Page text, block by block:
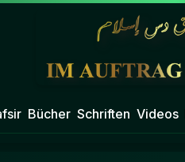
Bücher Schriften Videos